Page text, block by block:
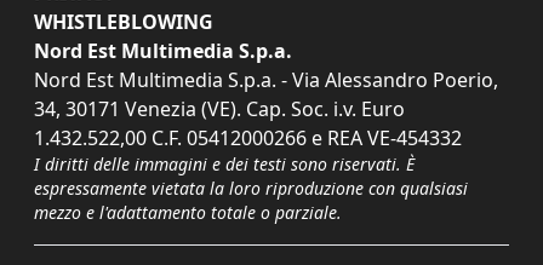
WHISTLEBLOWING
Nord Est Multimedia S.p.a.
Nord Est Multimedia S.p.a. - Via Alessandro Poerio,
34, 30171 Venezia (VE). Cap. Soc. i.v. Euro
1.432.522,00 C.F. 05412000266 e REA VE-454332
I diritti delle immagini e dei testi sono riservati. È
espressamente vietata la loro riproduzione con qualsiasi
mezzo e l'adattamento totale o parziale.